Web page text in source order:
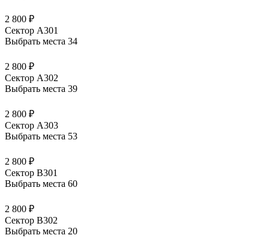
2 800 ₽
Сектор А301
Выбрать места 34
2 800 ₽
Сектор А302
Выбрать места 39
2 800 ₽
Сектор А303
Выбрать места 53
2 800 ₽
Сектор В301
Выбрать места 60
2 800 ₽
Сектор В302
Выбрать места 20